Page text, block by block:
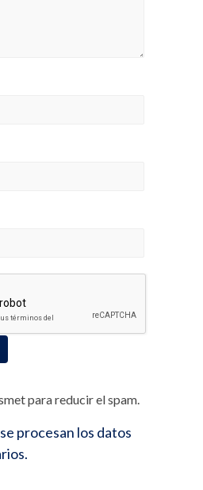
para reducir el spam.
procesan los datos